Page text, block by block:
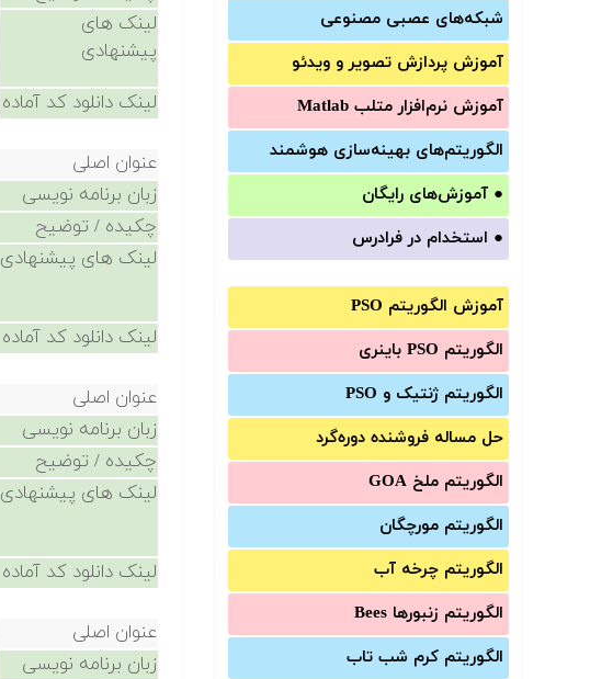
شبکه‌های عصبی مصنوعی
آموزش‌ پردازش تصویر و ویدئو
آموزش‌ نرم‌افزار متلب Matlab
الگوریتم‌های بهینه‌سازی هوشمند
● آموزش‌های رایگان
● استخدام در فرادرس
آموزش الگوریتم PSO
الگوریتم PSO باینری
الگوریتم ژنتیک و PSO
حل مساله فروشنده دوره‌گرد
الگوریتم ملخ GOA
الگوریتم مورچگان
الگوریتم چرخه آب
الگوریتم زنبورها Bees
الگوریتم کرم شب تاب
لینک های
پیشنهادی
لینک دانلود کد آماده
عنوان اصلی
زبان برنامه نویسی
چکیده / توضیح
لینک های پیشنهادی
لینک دانلود کد آماده
عنوان اصلی
زبان برنامه نویسی
چکیده / توضیح
لینک های پیشنهادی
لینک دانلود کد آماده
عنوان اصلی
زبان برنامه نویسی